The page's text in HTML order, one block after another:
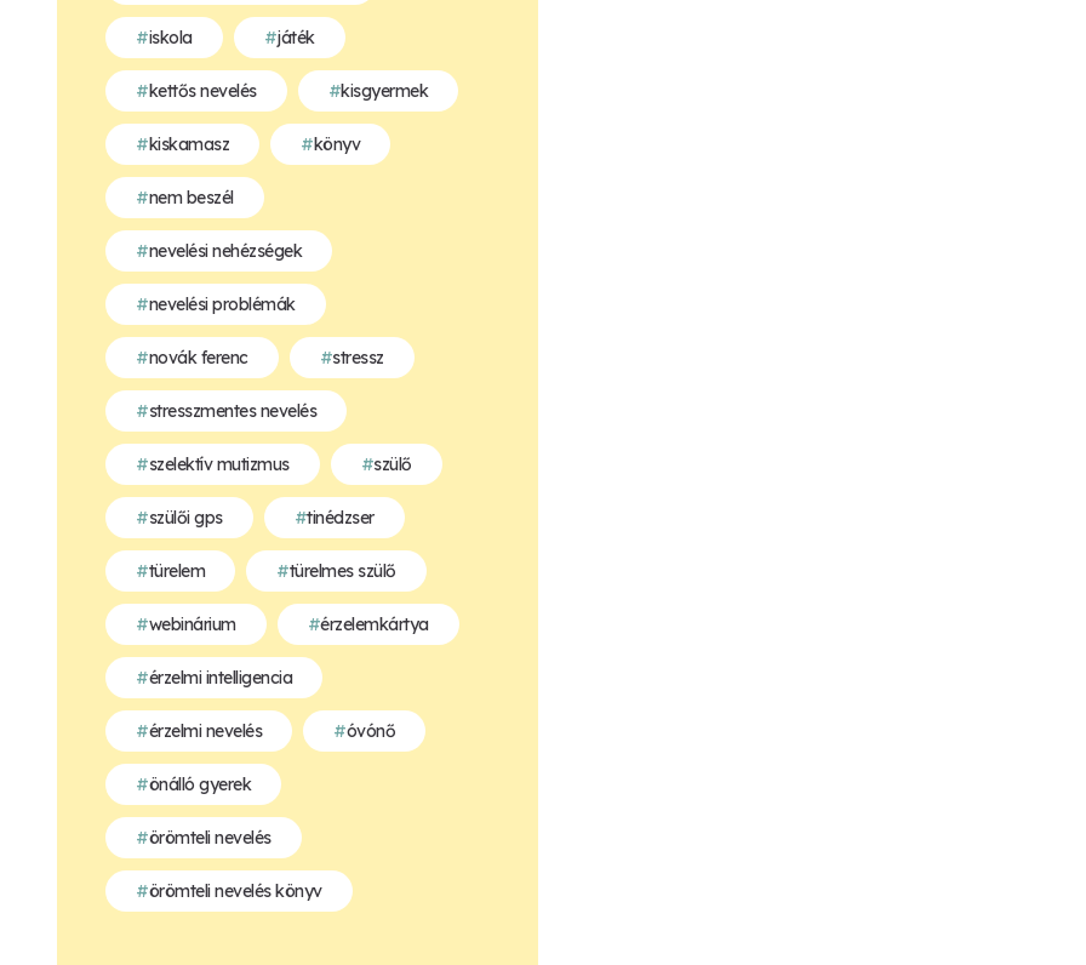
iskola játék
kettős nevelés kisgyermek
kiskamasz könyv
nem beszél
nevelési nehézségek
nevelési problémák
novák ferenc stressz
stresszmentes nevelés
szelektív mutizmus szülő
szülői gps tinédzser
türelem türelmes szülő
webinárium érzelemkártya
érzelmi intelligencia
érzelmi nevelés óvónő
önálló gyerek
örömteli nevelés
örömteli nevelés könyv